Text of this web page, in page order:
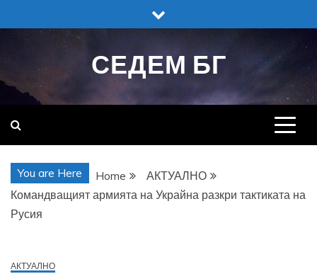
to
СЕДЕМ БГ
You are Here Home
АКТУАЛНО
Командващият армията на Украйна разкри тактиката на
Русия
АКТУАЛНО